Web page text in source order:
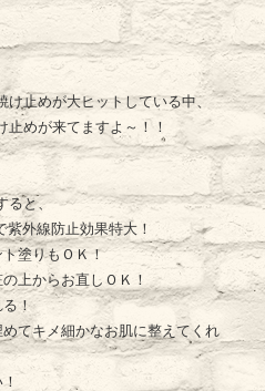
止めが大ヒットしている中、
めが来てますよ～！！
ると、
外線防止効果特大！
塗りもＯＫ！
上からお直しＯＫ！
！
てキメ細かなお肌に整えてくれ